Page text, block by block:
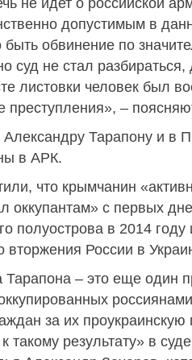
не идет о российской
допустимым в
обвинение по
суд не стал
листовки человек был
–
Тарапону и в
в АРК.
что крымчанин
оккупантам» с первых
полуострова в 2014
вторжения России в
Тарапона – это еще один
за их
такому результату» в